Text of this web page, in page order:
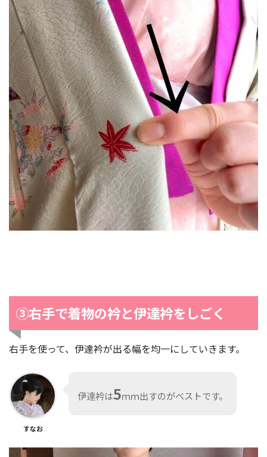
③右手で着物の衿と伊達衿をしごく
右手を使って、伊達衿が出る幅を均一にしていきます。
すなお
伊達衿は5ｍｍ出すのがベストです。